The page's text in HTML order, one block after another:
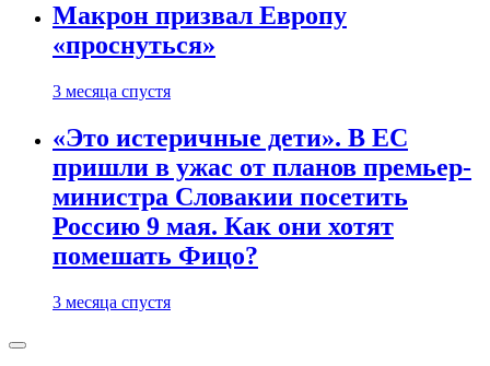
Макрон призвал Европу
«проснуться»
3 месяца спустя
«Это истеричные дети». В ЕС
пришли в ужас от планов премьер-
министра Словакии посетить
Россию 9 мая. Как они хотят
помешать Фицо?
3 месяца спустя